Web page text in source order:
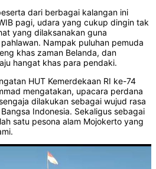
dari berbagai kalangan ini
pagi, udara yang cukup dingin tak
yang dilaksanakan guna
Nampak puluhan pemuda
khas zaman Belanda, dan
hangat khas para pendaki.
HUT Kemerdekaan RI ke-74
mengatakan, upacara perdana
dilakukan sebagai wujud rasa
Indonesia. Sekaligus sebagai
satu pesona alam Mojokerto yang